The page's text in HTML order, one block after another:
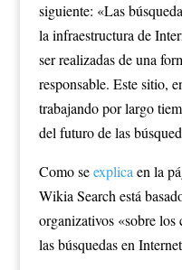
siguiente: «Las
la infraestructura de
ser realizadas de una
responsable. Este sitio,
trabajando por largo
del futuro de las
Como seexplica en la
Wikia Search está
organizativos «sobre los
las búsquedas en